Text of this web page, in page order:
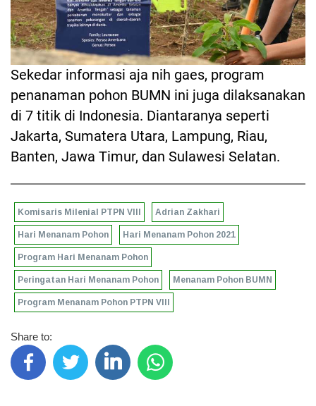
Sekedar informasi aja nih gaes, program
penanaman pohon BUMN ini juga dilaksanakan
di 7 titik di Indonesia. Diantaranya seperti
Jakarta, Sumatera Utara, Lampung, Riau,
Banten, Jawa Timur, dan Sulawesi Selatan.
Komisaris Milenial PTPN VIII Adrian Zakhari
Hari Menanam Pohon Hari Menanam Pohon 2021
Program Hari Menanam Pohon
Peringatan Hari Menanam Pohon Menanam Pohon BUMN
Program Menanam Pohon PTPN VIII
Share to: